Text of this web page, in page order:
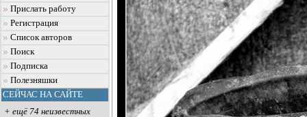
Прислать работу
Регистрация
Список авторов
Поиск
Подписка
Полезняшки
СЕЙЧАС НА САЙТЕ
+ ещё 74 неизвестных